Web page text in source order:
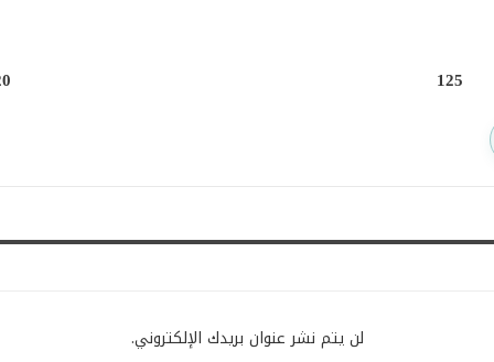
125
لن يتم نشر عنوان بريدك الإلكتروني.